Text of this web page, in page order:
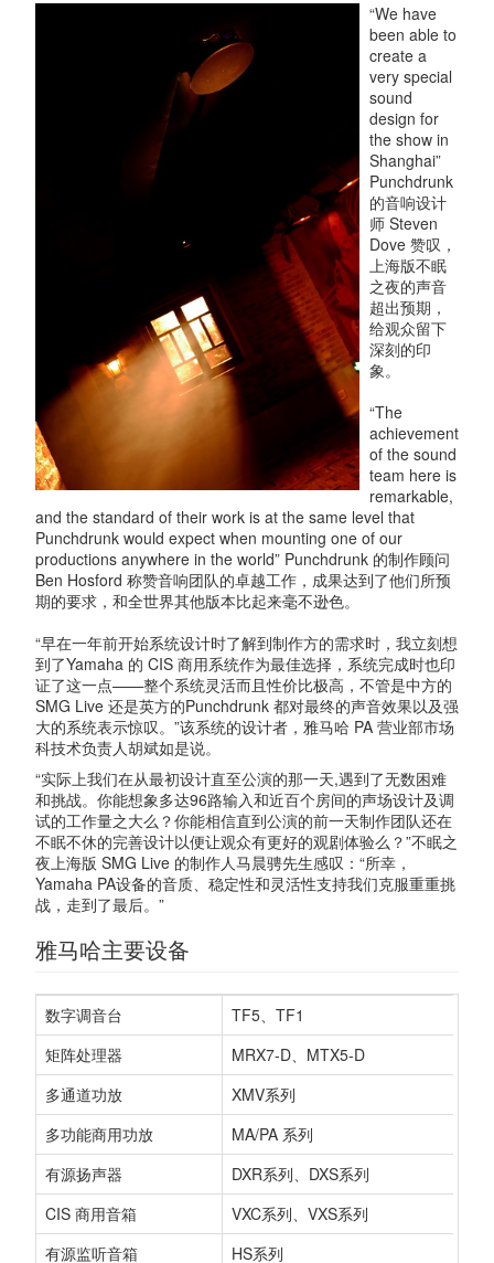
“We have
been able to
create a
very special
sound
design for
the show in
Shanghai”
Punchdrunk
的音响设计
师 Steven
Dove 赞叹，
上海版不眠
之夜的声音
超出预期，
给观众留下
深刻的印
象。
“The
achievement
of the sound
team here is
remarkable,
and the standard of their work is at the same level that
Punchdrunk would expect when mounting one of our
productions anywhere in the world” Punchdrunk 的制作顾问
Ben Hosford 称赞音响团队的卓越工作，成果达到了他们所预
期的要求，和全世界其他版本比起来毫不逊色。
“早在一年前开始系统设计时了解到制作方的需求时，我立刻想
到了Yamaha 的 CIS 商用系统作为最佳选择，系统完成时也印
证了这一点——整个系统灵活而且性价比极高，不管是中方的
SMG Live 还是英方的Punchdrunk 都对最终的声音效果以及强
大的系统表示惊叹。”该系统的设计者，雅马哈 PA 营业部市场
科技术负责人胡斌如是说。
“实际上我们在从最初设计直至公演的那一天,遇到了无数困难
和挑战。你能想象多达96路输入和近百个房间的声场设计及调
试的工作量之大么？你能相信直到公演的前一天制作团队还在
不眠不休的完善设计以便让观众有更好的观剧体验么？”不眠之
夜上海版 SMG Live 的制作人马晨骋先生感叹：“所幸，
Yamaha PA设备的音质、稳定性和灵活性支持我们克服重重挑
战，走到了最后。”
雅马哈主要设备
数字调音台
TF5、TF1
矩阵处理器
MRX7-D、MTX5-D
多通道功放
XMV系列
多功能商用功放
MA/PA 系列
有源扬声器
DXR系列、DXS系列
CIS 商用音箱
VXC系列、VXS系列
有源监听音箱
HS系列